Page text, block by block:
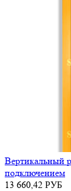
Вертикальный
подключением
13 660,42 РУБ